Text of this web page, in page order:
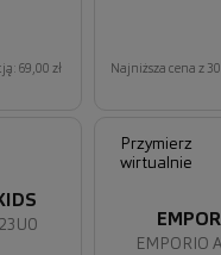
69,00 zł Najniższa cena z
Przymierz
wirtualnie
EMPORIO